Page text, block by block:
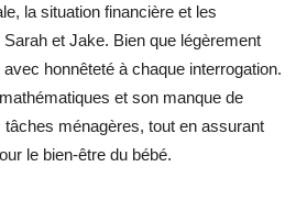
la situation financière et les
et Jake. Bien que légèrement
honnêteté à chaque interrogation.
et son manque de
ménagères, tout en assurant
le bien-être du bébé.